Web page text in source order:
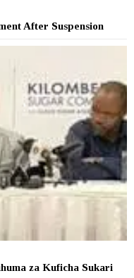
After Suspension
za Kuficha Sukari